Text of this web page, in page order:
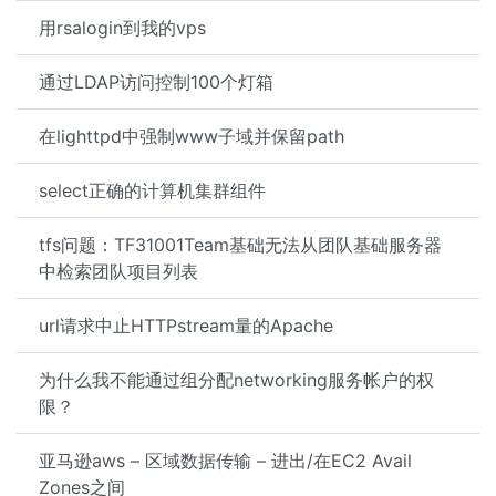
用rsalogin到我的vps
通过LDAP访问控制100个灯箱
在lighttpd中强制www子域并保留path
select正确的计算机集群组件
tfs问题：TF31001Team基础无法从团队基础服务器
中检索团队项目列表
url请求中止HTTPstream量的Apache
为什么我不能通过组分配networking服务帐户的权
限？
亚马逊aws – 区域数据传输 – 进出/在EC2 Avail
Zones之间